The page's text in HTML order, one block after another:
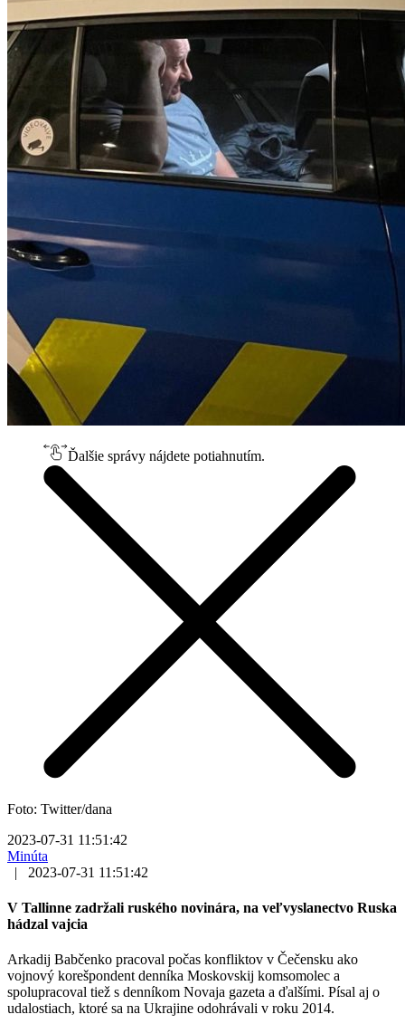
Ďalšie správy nájdete potiahnutím.
Foto: Twitter/dana
2023-07-31 11:51:42
Minúta
|
2023-07-31 11:51:42
V Tallinne zadržali ruského novinára, na veľvyslanectvo Ruska
hádzal vajcia
Arkadij Babčenko pracoval počas konfliktov v Čečensku ako
vojnový korešpondent denníka Moskovskij komsomolec a
spolupracoval tiež s denníkom Novaja gazeta a ďalšími. Písal aj o
udalostiach, ktoré sa na Ukrajine odohrávali v roku 2014.